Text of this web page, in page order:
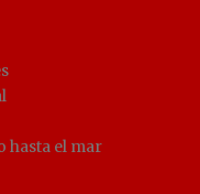
hasta el mar